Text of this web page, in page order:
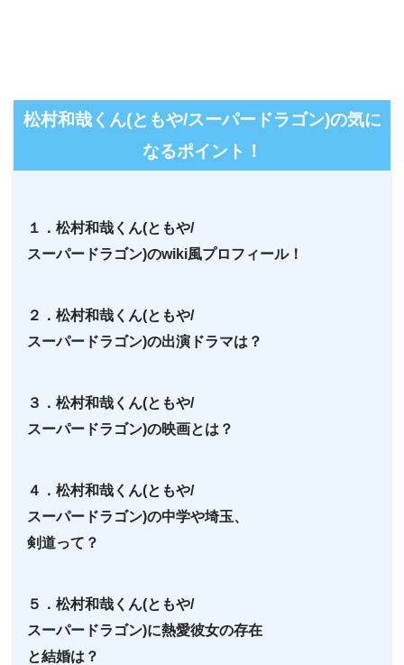
松村和哉くん(ともや/スーパードラゴン)の気に
なるポイント！
１．松村和哉くん(ともや/
スーパードラゴン)のwiki風プロフィール！
２．松村和哉くん(ともや/
スーパードラゴン)の出演ドラマは？
３．松村和哉くん(ともや/
スーパードラゴン)の映画とは？
４．松村和哉くん(ともや/
スーパードラゴン)の中学や埼玉、
剣道って？
５．松村和哉くん(ともや/
スーパードラゴン)に熱愛彼女の存在
と結婚は？